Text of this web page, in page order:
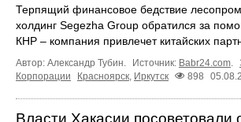
Терпящий финансовое бедствие
холдинг Segezha Group обратился за
КНР – компания привлечет китайских
Автор: Александр Тубин. Источник: Babr24.com.
Корпорации
Красноярск, Иркутск 898
Власти Хакасии посоветовали